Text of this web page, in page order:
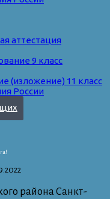
аттестация
9 класс
(изложение) 11 класс
России
района Санкт-